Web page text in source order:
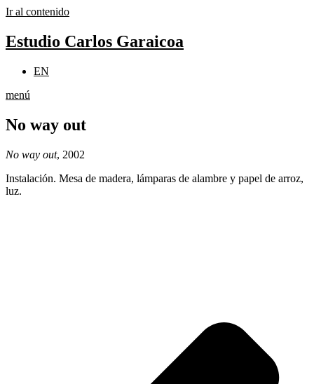
Ir al contenido
Estudio Carlos Garaicoa
EN
menú
No way out
No way out, 2002
Instalación. Mesa de madera, lámparas de alambre y papel de arroz,
luz.